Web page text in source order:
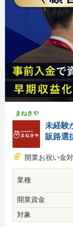
まねきや
未経験
販路選
開業お祝い金
業種
開業資金
対象